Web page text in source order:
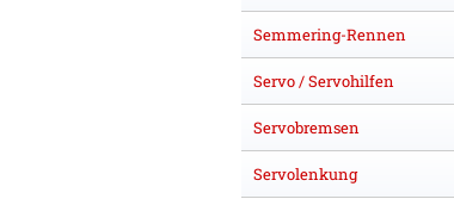
Semmering-Rennen
Servo / Servohilfen
Servobremsen
Servolenkung